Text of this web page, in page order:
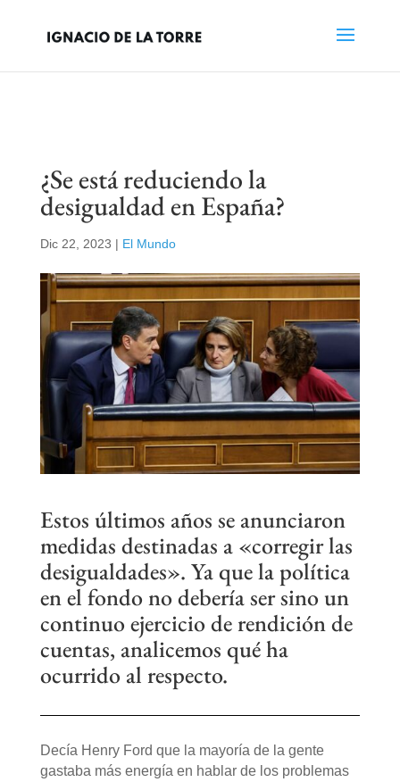
¿Se está reduciendo la
desigualdad en España?
Dic 22, 2023 | El Mundo
Estos últimos años se anunciaron
medidas destinadas a «corregir las
desigualdades». Ya que la política
en el fondo no debería ser sino un
continuo ejercicio de rendición de
cuentas, analicemos qué ha
ocurrido al respecto.
Decía Henry Ford que la mayoría de la gente
gastaba más energía en hablar de los problemas